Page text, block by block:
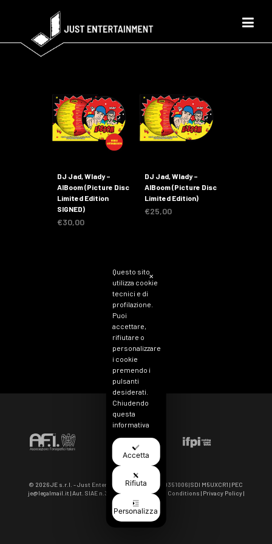
DJ Jad, Wlady –
AlBoom (Picture Disc
Limited Edition
SIGNED)
€30,00
DJ Jad, Wlady –
AlBoom (Picture Disc
Limited Edition)
€25,00
© 2026 JE s.r.l. - Just Entertainment | VAT IT 11040351006 | SDI M5UXCR1 | PEC
je@legalmail.it | Aut. SIAE n.3964-5/I/3600 | Term & Conditions | Privacy Policy|
Cookie Policy
✕
Questo sito
utilizza cookie
tecnici e di
profilazione.
Puoi
accettare,
rifiutare o
personalizzare
i cookie
premendo i
pulsanti
desiderati.
Chiudendo
questa
informativa
senza
accettare.
Accettando,
consapevole
che i tuoi dati
personali
possono
Accetta
Rifiuta
Personalizza